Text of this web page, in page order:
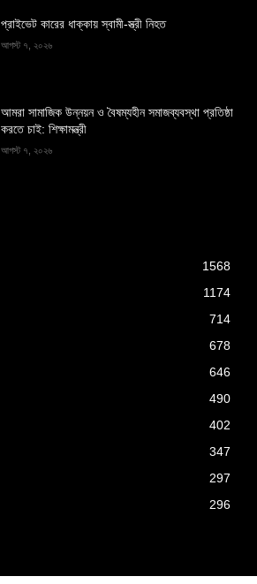
প্রাইভেট কারের ধাক্কায় স্বামী-স্ত্রী নিহত
আগস্ট ৭, ২০২৬
আমরা সামাজিক উন্নয়ন ও বৈষম্যহীন সমাজব্যবস্থা প্রতিষ্ঠা
করতে চাই: শিক্ষামন্ত্রী
আগস্ট ৭, ২০২৬
1568
1174
714
678
646
490
402
347
297
296